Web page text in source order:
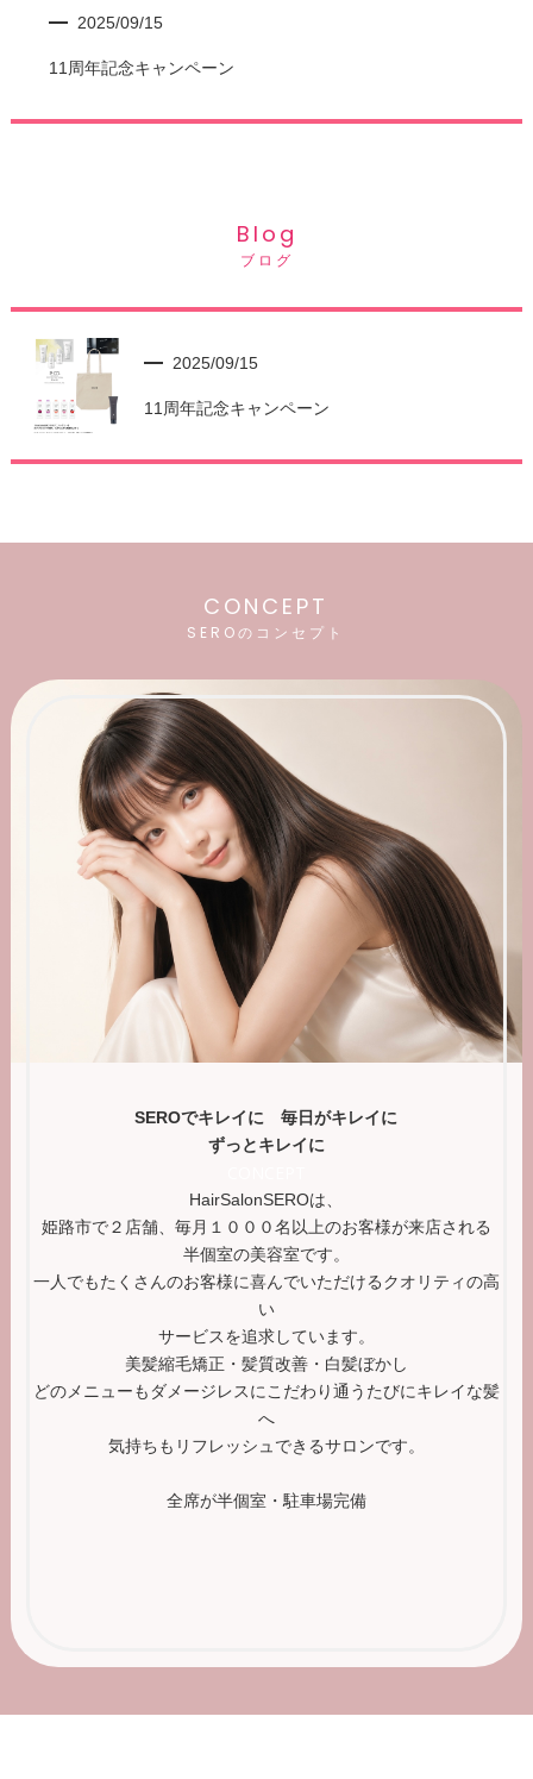
2025/09/15
11周年記念キャンペーン
Blog
ブログ
2025/09/15
11周年記念キャンペーン
CONCEPT
SEROのコンセプト
SEROでキレイに 毎日がキレイに
ずっとキレイに
HairSalonSEROは、
姫路市で２店舗、毎月１０００名以上のお客様が来店される
半個室の美容室です。
一人でもたくさんのお客様に喜んでいただけるクオリティの高
い
サービスを追求しています。
美髪縮毛矯正・髪質改善・白髪ぼかし
どのメニューもダメージレスにこだわり通うたびにキレイな髪
へ
気持ちもリフレッシュできるサロンです。
全席が半個室・駐車場完備